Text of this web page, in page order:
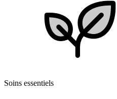
Soins essentiels